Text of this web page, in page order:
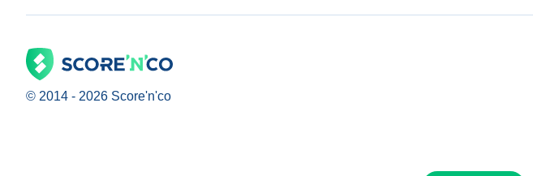
© 2014 - 2026 Score'n'co